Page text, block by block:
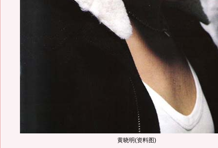
黄晓明(资料图)